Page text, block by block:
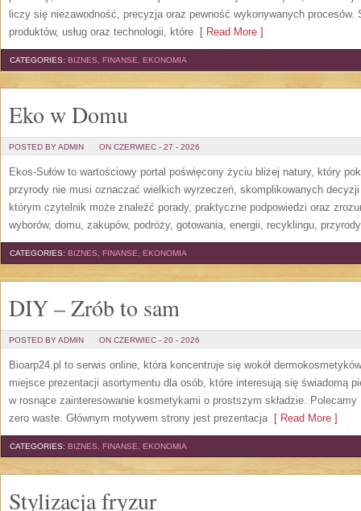
liczy się niezawodność, precyzja oraz pewność wykonywanych procesów.
produktów, usług oraz technologii, które [ Read More ]
CATEGORIES: BIZNES, FINANSE, EKONOMIA
Eko w Domu
POSTED BY ADMIN ON CZERWIEC - 27 - 2026
Ekos-Sułów to wartościowy portal poświęcony życiu bliżej natury, który
przyrody nie musi oznaczać wielkich wyrzeczeń, skomplikowanych
którym czytelnik może znaleźć porady, praktyczne podpowiedzi oraz
wyborów, domu, zakupów, podróży, gotowania, energii, recyklingu,
CATEGORIES: BIZNES, FINANSE, EKONOMIA
DIY – Zrób to sam
POSTED BY ADMIN ON CZERWIEC - 20 - 2026
Bioarp24.pl to serwis online, która koncentruje się wokół
miejsce prezentacji asortymentu dla osób, które interesują się świadomą
w rosnące zainteresowanie kosmetykami o prostszym składzie. Polecamy
zero waste. Głównym motywem strony jest prezentacja[ Read More ]
CATEGORIES: BIZNES, FINANSE, EKONOMIA
Stylizacja fryzur